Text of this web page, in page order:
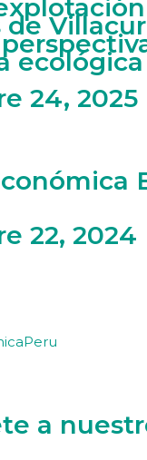
ecológica
24, 2025
22, 2024
a